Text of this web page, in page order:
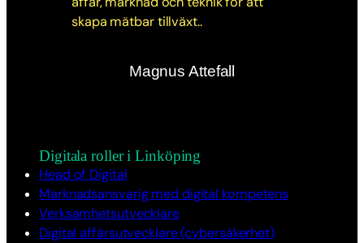
Magnus Attefall
Digitala roller i Linköping
Head of Digital
Marknadsansvarig med digital kompetens
Verksamhetsutvecklare
Digital affärsutvecklare (cybersäkerhet)